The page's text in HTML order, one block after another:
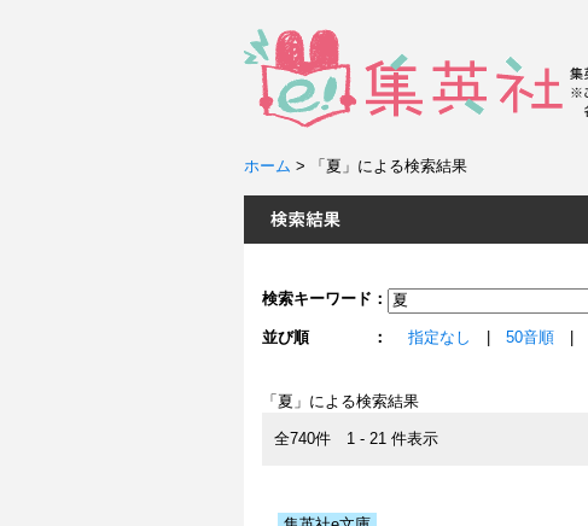
ホーム > 「夏」による検索結果
検索キーワード：
並び順 ： 指定なし 50音順
「夏」による検索結果
全740件 1 - 21 件表示